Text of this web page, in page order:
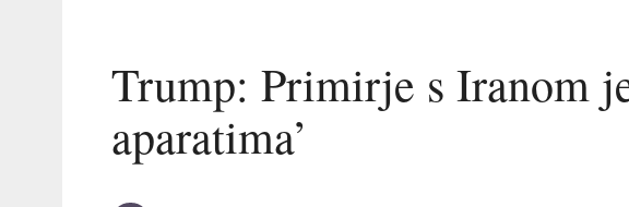
Trump: Primirje s Iranom
aparatima’